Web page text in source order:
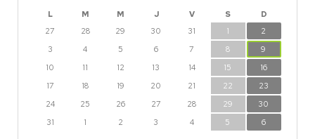
L M M J V S
D
27
28 29 30 31 1
2
3
4 5 6 7 8
9
10
11 12 13 14 15
16
17
18 19 20 21 22
23
24
25 26 27 28 29
30
31
1 2 3 4 5 6